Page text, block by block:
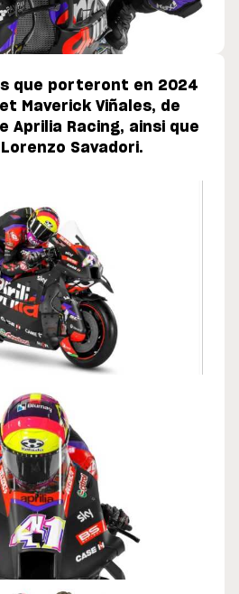
que porteront en 2024
Maverick Viñales, de
Aprilia Racing, ainsi que
Savadori.